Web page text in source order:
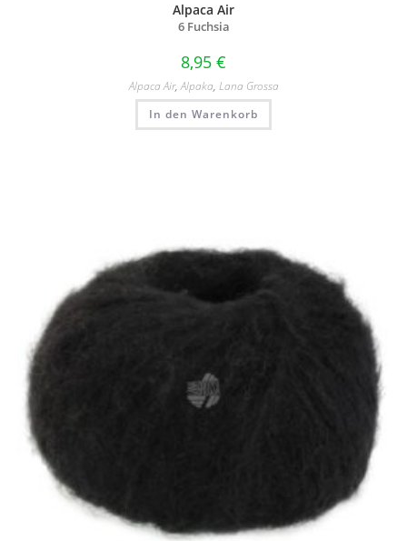
Alpaca Air
6 Fuchsia
8,95 €
Alpaca Air,Alpaka, Lana Grossa
In den Warenkorb